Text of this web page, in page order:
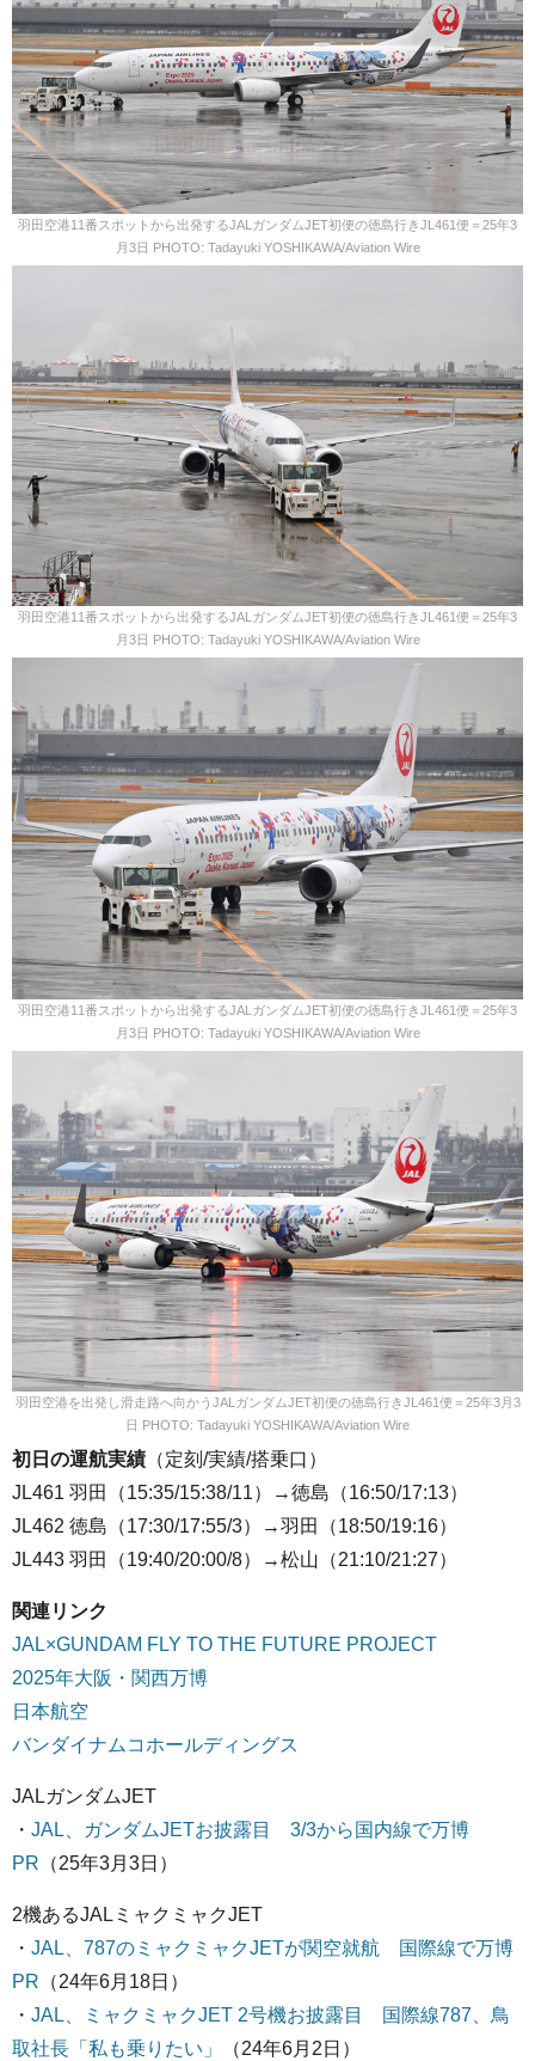
羽田空港11番スポットから出発するJALガンダムJET初便の徳島行きJL461便＝25年3
月3日 PHOTO: Tadayuki YOSHIKAWA/Aviation Wire
羽田空港11番スポットから出発するJALガンダムJET初便の徳島行きJL461便＝25年3
月3日 PHOTO: Tadayuki YOSHIKAWA/Aviation Wire
羽田空港11番スポットから出発するJALガンダムJET初便の徳島行きJL461便＝25年3
月3日 PHOTO: Tadayuki YOSHIKAWA/Aviation Wire
羽田空港を出発し滑走路へ向かうJALガンダムJET初便の徳島行きJL461便＝25年3月3
日 PHOTO: Tadayuki YOSHIKAWA/Aviation Wire
初日の運航実績 （定刻/実績/搭乗口）
JL461 羽田（15:35/15:38/11）→徳島（16:50/17:13）
JL462 徳島（17:30/17:55/3）→羽田（18:50/19:16）
JL443 羽田（19:40/20:00/8）→松山（21:10/21:27）
関連リンク
JAL×GUNDAM FLY TO THE FUTURE PROJECT
2025年大阪・関西万博
日本航空
バンダイナムコホールディングス
JALガンダムJET
・ JAL、ガンダムJETお披露目 3/3から国内線で万博
PR （25年3月3日）
2機あるJALミャクミャクJET
・ JAL、787のミャクミャクJETが関空就航 国際線で万博
PR （24年6月18日）
・ JAL、ミャクミャクJET 2号機お披露目 国際線787、鳥
取社長「私も乗りたい」
（24年6月2日）